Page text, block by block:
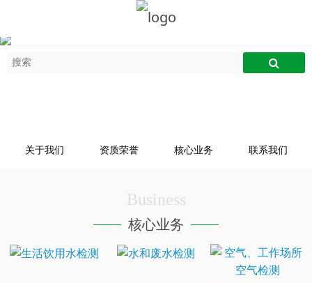
关于我们 资质荣誉 核心业务 联系我们
Business
核心业务